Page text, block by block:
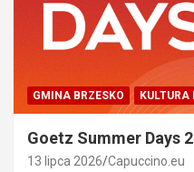
GMINA BRZESKO KULTURA
Goetz Summer Days
13 lipca 2026 Capuccino.eu